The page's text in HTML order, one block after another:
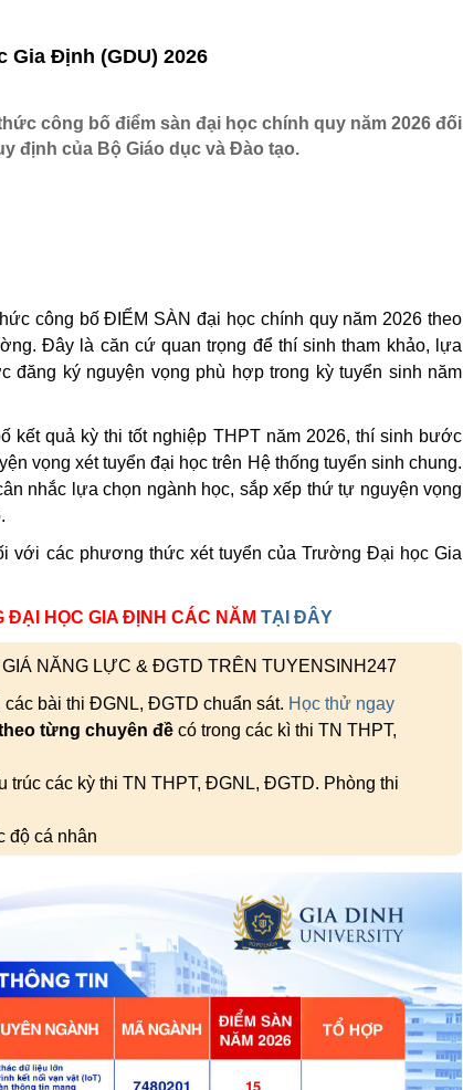
Định (GDU) 2026
công bố điểm sàn đại học chính quy năm 2026 đối
định của Bộ Giáo dục và Đào tạo.
công bố ĐIỂM SÀN đại học chính quy năm 2026 theo
Đây là căn cứ quan trọng để thí sinh tham khảo, lựa
đăng ký nguyện vọng phù hợp trong kỳ tuyển sinh năm
kết quả kỳ thi tốt nghiệp THPT năm 2026, thí sinh bước
vọng xét tuyển đại học trên Hệ thống tuyển sinh chung.
nhắc lựa chọn ngành học, sắp xếp thứ tự nguyện vọng
với các phương thức xét tuyển của Trường Đại học Gia
ĐẠI HỌC GIA ĐỊNH CÁC NĂM TẠI ĐÂY
NĂNG LỰC & ĐGTD TRÊN TUYENSINH247
các bài thi ĐGNL, ĐGTD chuẩn sát. Học thử ngay
từng chuyên đề có trong các kì thi TN THPT,
các kỳ thi TN THPT, ĐGNL, ĐGTD. Phòng thi
độ cá nhân